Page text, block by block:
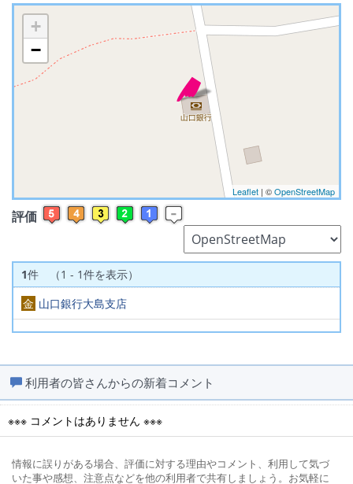
※ マップを検索、表示中です ※
+
−
Leaflet | ©OpenStreetMap
評価
1件 （1 - 1件を表示）
金 山口銀行大島支店
利用者の皆さんからの新着コメント
※※※ コメントはありません ※※※
情報に誤りがある場合、評価に対する理由やコメント、利用して気づ
いた事や感想、注意点などを他の利用者で共有しましょう。お気軽に